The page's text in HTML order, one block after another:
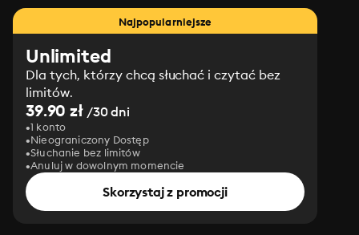
Najpopularniejsze
Unlimited
Dla tych, którzy chcą słuchać i czytać bez
limitów.
39.90 zł/30 dni
1 konto
Nieograniczony Dostęp
Słuchanie bez limitów
Anuluj w dowolnym momencie
Skorzystaj z promocji